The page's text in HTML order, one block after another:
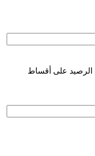
الرصيد على أقساط